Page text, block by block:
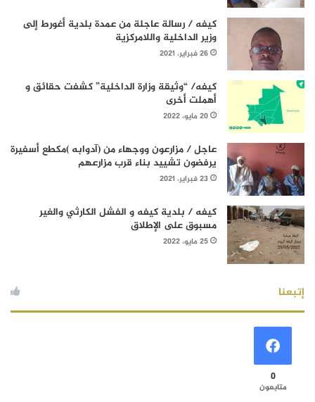
كيفه / رسالة عاجلة من عمدة بلدية أغورط إلى
وزير الداخلية واللامركزية
26 فبراير، 2021
كيفه/ “وثيقة وزارة الداخلية” كشفت حقائق و
أهملت أخرى
20 مايو، 2022
عاجل / مزارعون ووجهاء من (آدوابه )مكطع أسفيرة
يرفضون تشييد بناء قرب مزارعهم
23 فبراير، 2021
كيفه / بلدية كيفه و الفشل الكارثي والغير
مسبوق على الإطلاق
25 مايو، 2022
إتبعنا
0
متابعون